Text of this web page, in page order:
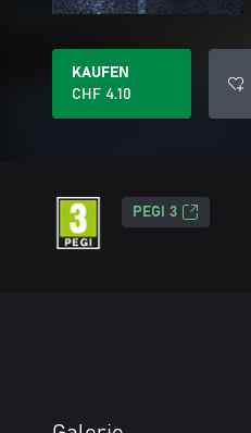
KAUFEN
CHF 4.10
PEGI 3